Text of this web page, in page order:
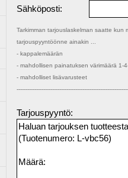
Sähköposti:
Tarkimman tarjouslaskelman saatte kun
tarjouspyyntöönne ainakin ...
- kappalemäärän
- mahdollisen painatuksen värimäärä 1-
- mahdolliset lisävarusteet
Tarjouspyyntö: